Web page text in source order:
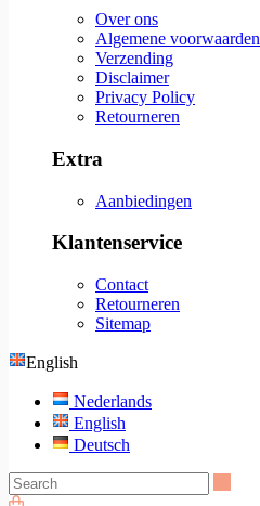
Over ons
Algemene voorwaarden
Verzending
Disclaimer
Privacy Policy
Retourneren
Extra
Aanbiedingen
Klantenservice
Contact
Retourneren
Sitemap
English
Nederlands
English
Deutsch